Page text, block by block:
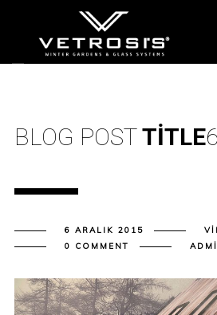
BLOG POSTTITLE6
6 ARALIK 2015
0 COMMENT